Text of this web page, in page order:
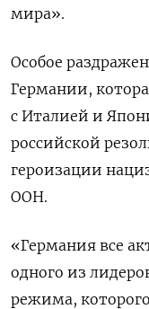
мира».
Особое
Германии,
с Италией и
российской
героизации
ООН.
«Германия все
одного из
режима,